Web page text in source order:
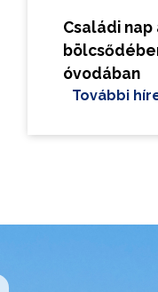
Családi nap
óvodában
További